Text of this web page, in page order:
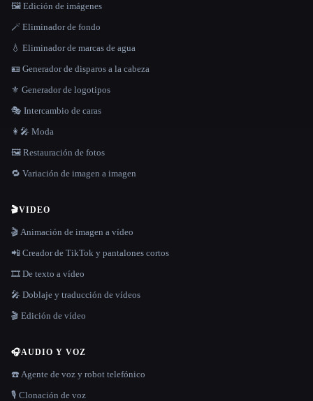
🖼️ Edición de imágenes
🪄 Eliminador de fondo
💧 Eliminador de marcas de agua
🪪 Generador de disparos a la cabeza
⚜️ Generador de logotipos
🎭 Intercambio de caras
👩‍🎤 Moda
🖼️ Restauración de fotos
🔁 Variación de imagen a imagen
🎬VIDEO
🎬 Animación de imagen a vídeo
📲 Creador de TikTok y pantalones cortos
🎞️ De texto a vídeo
🎤 Doblaje y traducción de vídeos
🎬 Edición de vídeo
🎧AUDIO Y VOZ
☎️ Agente de voz y robot telefónico
🎙️ Clonación de voz